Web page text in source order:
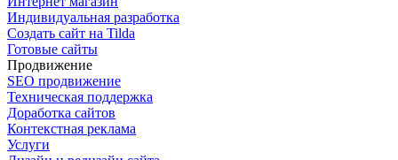
Индивидуальная разработка
Создать сайт на Tilda
Готовые сайты
Продвижение
SEO продвижение
Техническая поддержка
Доработка сайтов
Контекстная реклама
Услуги